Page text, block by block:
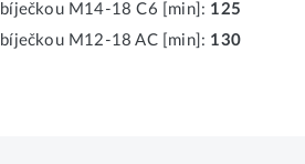
M14-18 C6 [min]: 125
M12-18 AC [min]: 130